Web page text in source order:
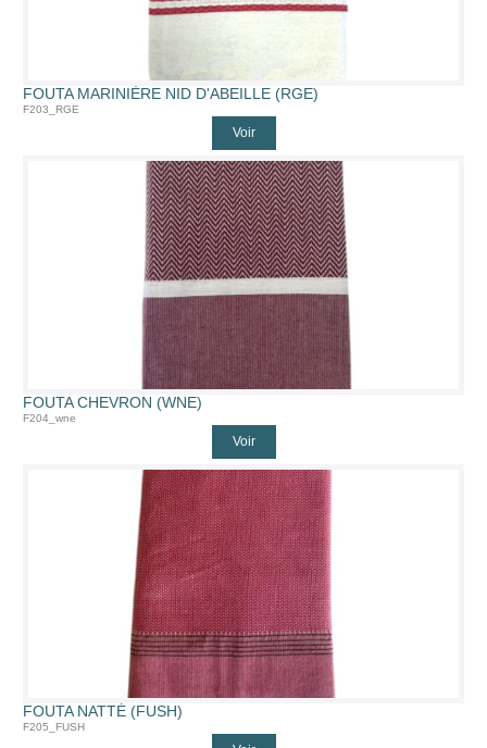
FOUTA MARINIÈRE NID D'ABEILLE (RGE)
F203_RGE
Voir
FOUTA CHEVRON (WNE)
F204_wne
Voir
FOUTA NATTÉ (FUSH)
F205_FUSH